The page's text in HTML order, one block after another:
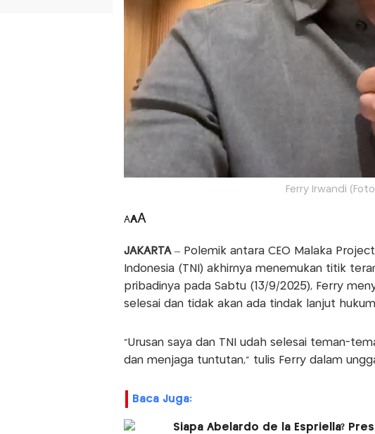
Ferry Irwandi
AAA
JAKARTA – Polemik antara CEO Malaka
Indonesia (TNI) akhirnya menemukan titik
pribadinya pada Sabtu (13/9/2025), Ferry
selesai dan tidak akan ada tindak lanjut
“Urusan saya dan TNI udah selesai teman-
dan menjaga tuntutan,” tulis Ferry dalam
Baca Juga:
Siapa Abelardo de la Espriella?